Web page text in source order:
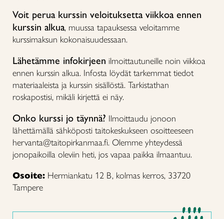
Voit perua kurssin veloituksetta viikkoa ennen
kurssin alkua, muussa tapauksessa veloitamme
kurssimaksun kokonaisuudessaan.
Lähetämme infokirjeen ilmoittautuneille noin viikkoa
ennen kurssin alkua. Infosta löydät tarkemmat tiedot
materiaaleista ja kurssin sisällöstä. Tarkistathan
roskapostisi, mikäli kirjettä ei näy.
Onko kurssi jo täynnä? Ilmoittaudu jonoon
lähettämällä sähköposti taitokeskukseen osoitteeseen
hervanta@taitopirkanmaa.fi. Olemme yhteydessä
jonopaikoilla oleviin heti, jos vapaa paikka ilmaantuu.
Osoite: Hermiankatu 12 B, kolmas kerros, 33720
Tampere